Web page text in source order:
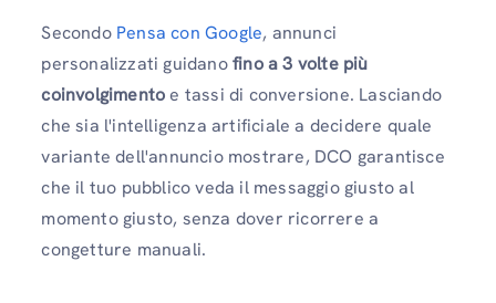
Secondo Pensa con Google, annunci
personalizzati guidanofino a 3 volte più
coinvolgimentoe tassi di conversione. Lasciando
che sia l'intelligenza artificiale a decidere quale
variante dell'annuncio mostrare, DCO garantisce
che il tuo pubblico veda il messaggio giusto al
momento giusto, senza dover ricorrere a
congetture manuali.